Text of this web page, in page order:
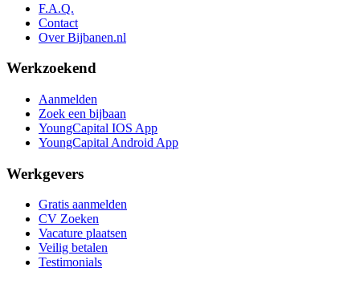
F.A.Q.
Contact
Over Bijbanen.nl
Werkzoekend
Aanmelden
Zoek een bijbaan
YoungCapital IOS App
YoungCapital Android App
Werkgevers
Gratis aanmelden
CV Zoeken
Vacature plaatsen
Veilig betalen
Testimonials